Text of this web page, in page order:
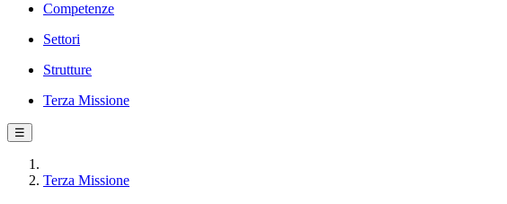
Competenze
Settori
Strutture
Terza Missione
☰
Terza Missione